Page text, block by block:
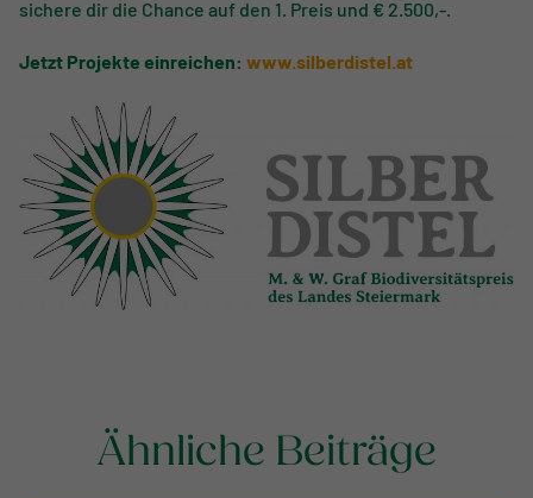
sichere dir die Chance auf den 1. Preis und € 2.500,-.
Jetzt Projekte einreichen: www.silberdistel.at
Ähnliche Beiträge